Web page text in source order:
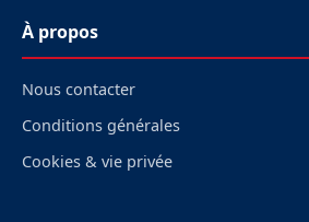
À propos
Nous contacter
Conditions générales
Cookies & vie privée